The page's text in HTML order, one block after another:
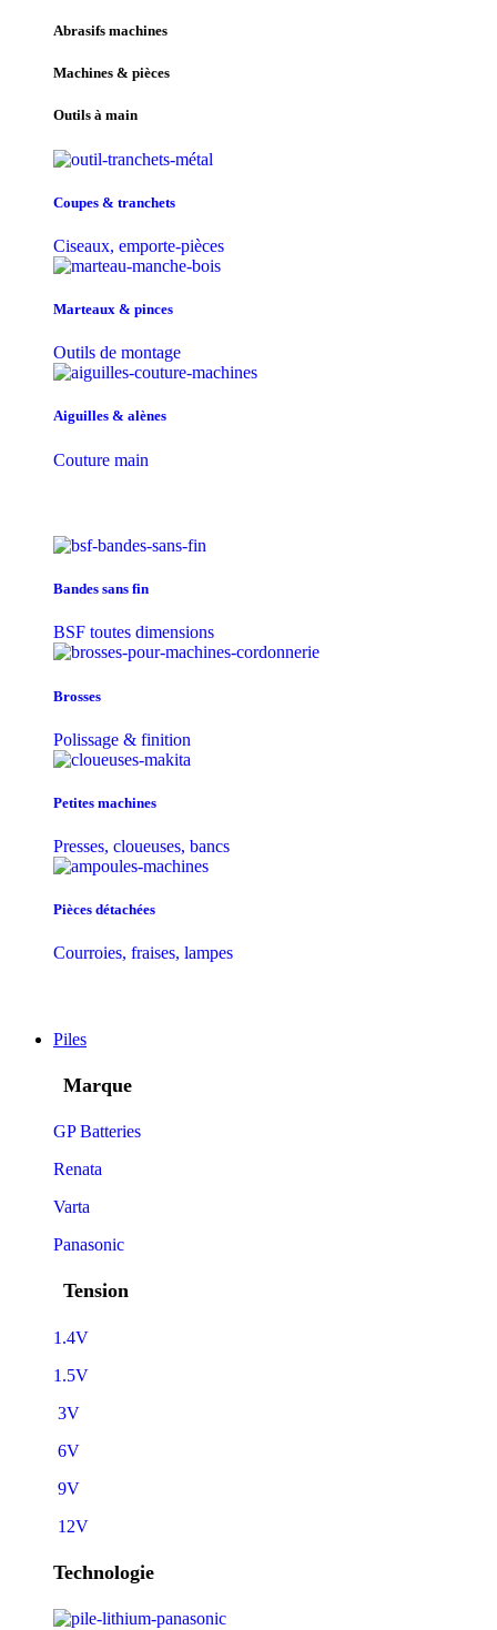
Abrasifs machines
Machines & pièces
Outils à main
Coupes & tranchets
Ciseaux, emporte-pièces
Marteaux & pinces
Outils de montage
Aiguilles & alènes
Couture main
Bandes sans fin
BSF toutes dimensions
Brosses
Polissage & finition
Petites machines
Presses, cloueuses, bancs
Pièces détachées
Courroies, fraises, lampes
Piles
Marque
GP Batteries
Renata
Varta
Panasonic
Tension
1.4V
1.5V
3V
6V
9V
12V
Technologie